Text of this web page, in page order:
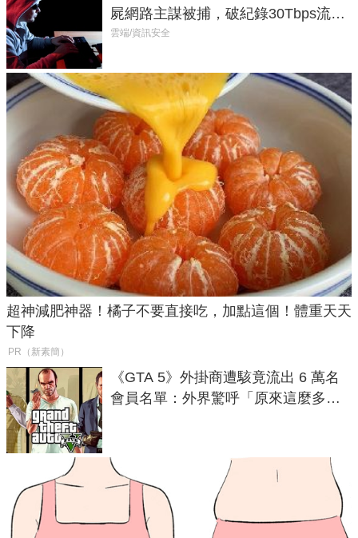
屍網路主謀被捕，破紀錄30Tbps流量
癱瘓全球！
雲端/資訊安全
超神減肥神器！橘子不要直接吃，加點這個！體重天天
下降
PR（新素簡）
《GTA 5》外掛商遭駭竟流出 6 萬名
會員名單：外界驚呼「原來這麼多人